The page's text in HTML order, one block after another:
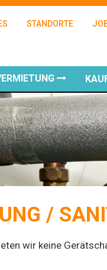
STANDORTE
/
wir keine